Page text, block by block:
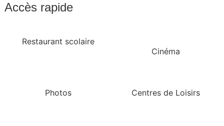
Accès rapide
Restaurant scolaire
Cinéma
Photos Centres de Loisirs